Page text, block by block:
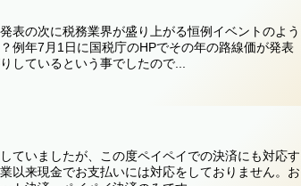
表の次に税務業界が盛り上がる恒例イベントのよう
例年7月1日に国税庁のHPでその年の路線価が発表
しているという事でしたので...
ていましたが、この度ペイペイでの決済にも対応す
来現金でお支払いには対応をしておりません。お